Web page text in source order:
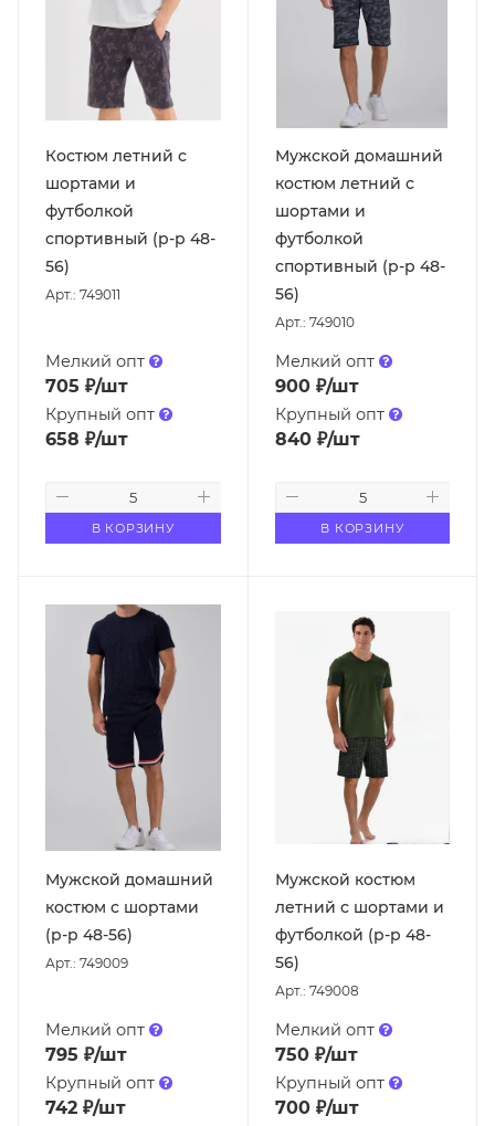
Костюм летний с
шортами и
футболкой
спортивный (р-р 48-
56)
Арт.: 749011
Мелкий опт
705 ₽/шт
Крупный опт
658 ₽/шт
В КОРЗИНУ
Мужской домашний
костюм летний с
шортами и
футболкой
спортивный (р-р 48-
56)
Арт.: 749010
Мелкий опт
900₽/шт
Крупный опт
840₽/шт
В КОРЗИНУ
Мужской домашний
костюм с шортами
(р-р 48-56)
Арт.: 749009
Мелкий опт
795 ₽/шт
Крупный опт
742 ₽/шт
Мужской костюм
летний с шортами и
футболкой (р-р 48-
56)
Арт.: 749008
Мелкий опт
750₽/шт
Крупный опт
700₽/шт